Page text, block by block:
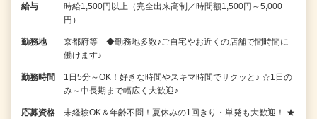
給与
時給1,500円以上（完全出来高制／時間額1,500円～5,000
円）
勤務地
京都府等 ◆勤務地多数♪ご自宅やお近くの店舗で間時間に
働けます♪
勤務時間
1日5分～OK！好きな時間やスキマ時間でサクッと♪ ☆1日の
み～中長期まで幅広く大歓迎♪…
応募資格
未経験OK＆年齢不問！夏休みの1回きり・単発も大歓迎！ ★